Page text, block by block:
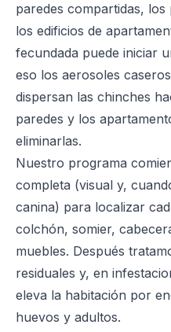
paredes compartidas,
los edificios de
fecundada puede iniciar
eso los aerosoles
dispersan las chinches
paredes y los
eliminarlas.
Nuestro programa
completa (visual y,
canina) para localizar
colchón, somier,
muebles. Después
residuales y, en
eleva la habitación por
huevos y adultos.